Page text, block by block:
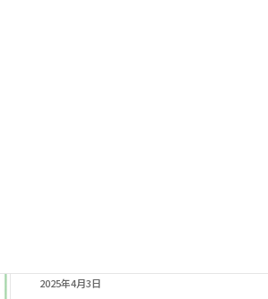
2025年4月3日